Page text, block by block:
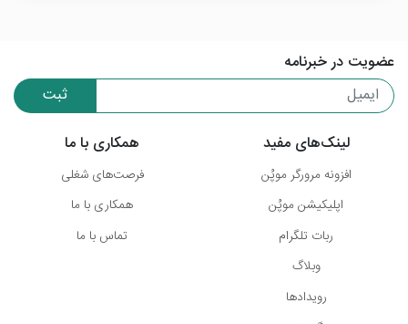
عضویت در خبرنامه
ثبت
لینک‌های مفید
افزونه مرورگر موپُن
اپلیکیشن موپُن
ربات تلگرام
وبلاگ
رویدادها
همکاری با ما
فرصت‌های شغلی
همکاری با ما
تماس با ما